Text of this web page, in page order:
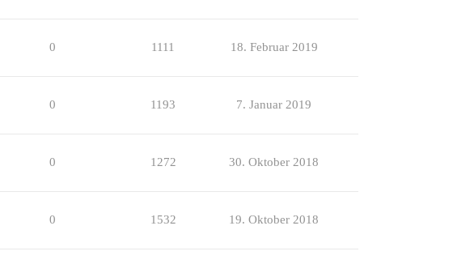
0 1111 18. Februar 2019
0 1193 7. Januar 2019
0 1272 30. Oktober 2018
0 1532 19. Oktober 2018